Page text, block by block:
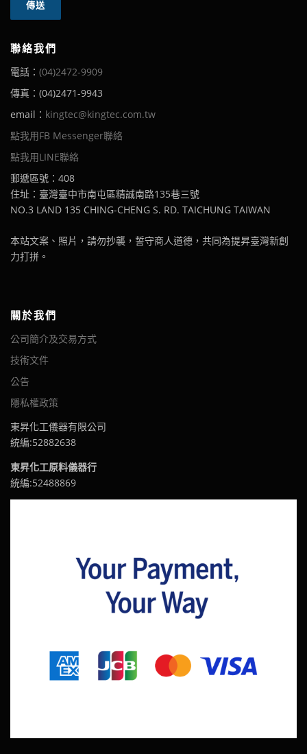
聯絡我們
電話： (04)2472-9909
傳真：(04)2471-9943
email： kingtec@kingtec.com.tw
點我用FB Messenger聯絡
點我用LINE聯絡
郵遞區號：408
住址：臺灣臺中市南屯區精誠南路135巷三號
NO.3 LAND 135 CHING-CHENG S. RD. TAICHUNG TAIWAN
本站文案、照片，請勿抄襲，誓守商人道德，共同為提昇臺灣新創
力打拼。
關於我們
公司簡介及交易方式
技術文件
公告
隱私權政策
東昇化工儀器有限公司
統編:52882638
東昇化工原料儀器行
統編:52488869